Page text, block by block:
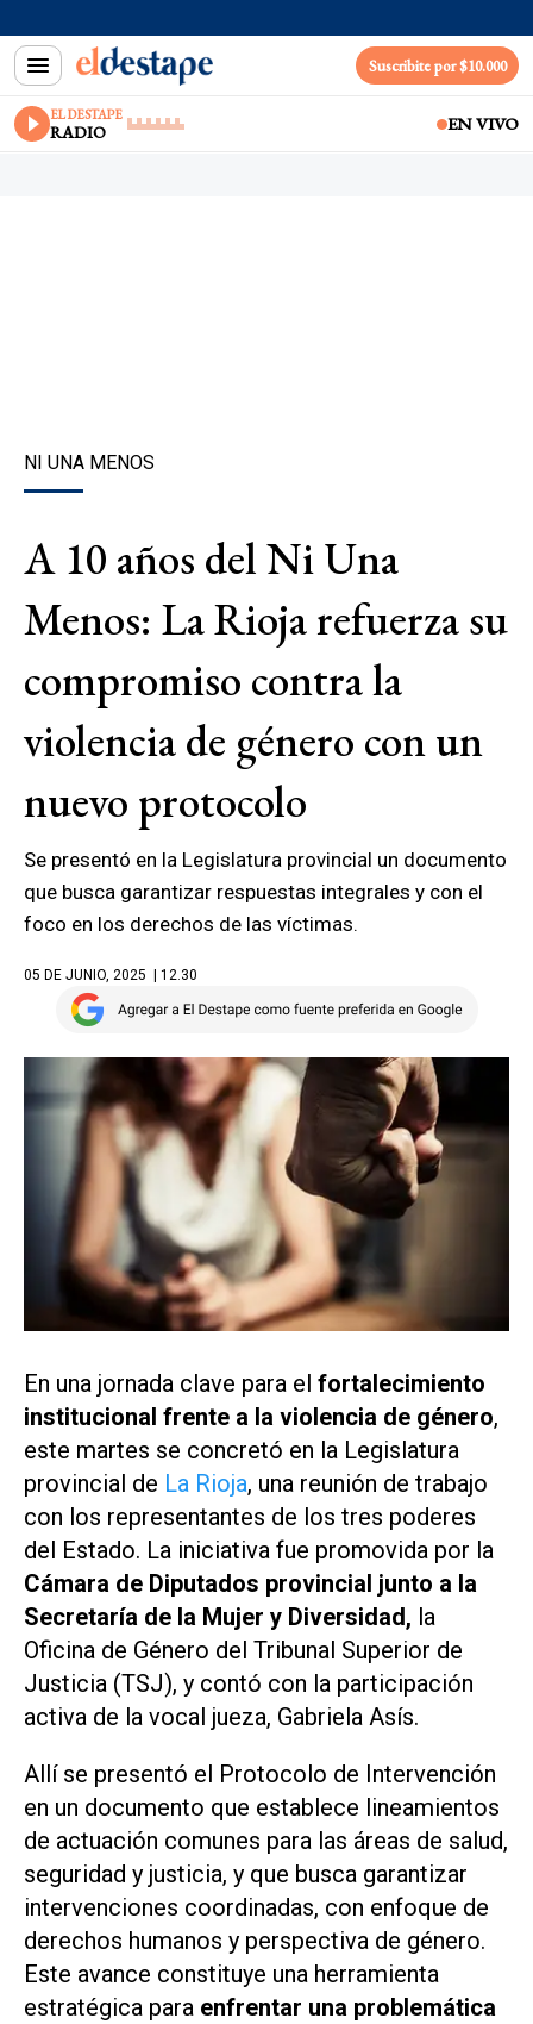
Suscribite por $10.000
EL DESTAPE
RADIO EN VIVO
NI UNA MENOS
A 10 años del Ni Una
Menos: La Rioja refuerza su
compromiso contra la
violencia de género con un
nuevo protocolo
Se presentó en la Legislatura provincial un documento
que busca garantizar respuestas integrales y con el
foco en los derechos de las víctimas.
05 DE JUNIO, 2025 | 12.30
En una jornada clave para el fortalecimiento
institucional frente a la violencia de género,
este martes se concretó en la Legislatura
provincial de La Rioja, una reunión de trabajo
con los representantes de los tres poderes
del Estado. La iniciativa fue promovida por la
Cámara de Diputados provincial junto a la
Secretaría de la Mujer y Diversidad, la
Oficina de Género del Tribunal Superior de
Justicia (TSJ), y contó con la participación
activa de la vocal jueza, Gabriela Asís.
Allí se presentó el Protocolo de Intervención
en un documento que establece lineamientos
de actuación comunes para las áreas de salud,
seguridad y justicia, y que busca garantizar
intervenciones coordinadas, con enfoque de
derechos humanos y perspectiva de género.
Este avance constituye una herramienta
estratégica para enfrentar una problemática